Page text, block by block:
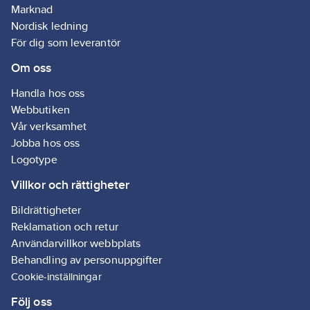
Passar för bruk
både inomhus och
utomhus så länge
golv- eller
Kan även
LED-lampor för
extra synlighet av
säkerhetszonen
även vid sämre
ljusförhållanden.
Marknad
Nordisk ledning
För dig som leverantör
Om oss
Handla hos oss
Webbutiken
Vår verksamhet
Jobba hos oss
Logotype
Villkor och rättigheter
Bildrättigheter
Reklamation och retur
Användarvillkor webbplats
Behandling av personuppgifter
Cookie-inställningar
Följ oss